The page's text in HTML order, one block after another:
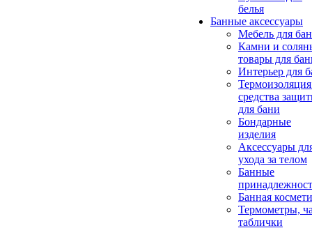
белья
Банные аксессуары
Мебель для
Камни и
товары для
Интерьер для
средства
для бани
Бондарные
изделия
Аксеcсуары
ухода за телом
Банные
Банная
Термометры,
таблички